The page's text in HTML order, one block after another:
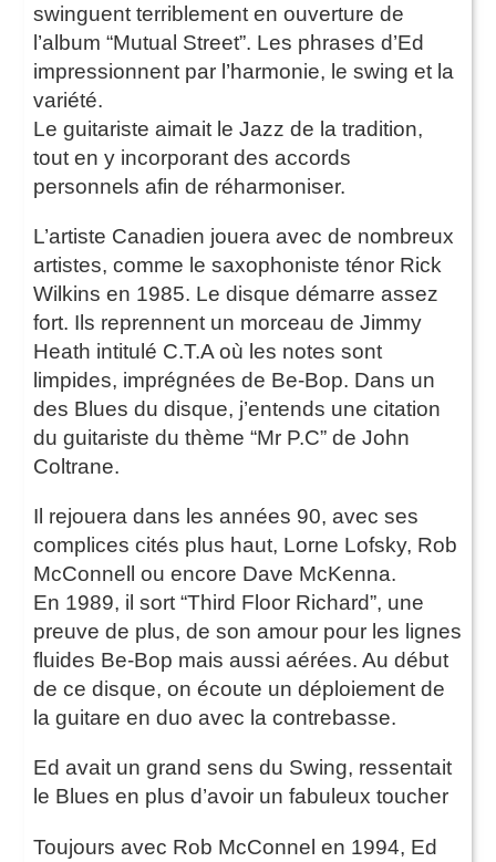
swinguent terriblement en ouverture de
l’album “Mutual Street”. Les phrases d’Ed
impressionnent par l’harmonie, le swing et la
variété.
Le guitariste aimait le Jazz de la tradition,
tout en y incorporant des accords
personnels afin de réharmoniser.
L’artiste Canadien jouera avec de nombreux
artistes, comme le saxophoniste ténor Rick
Wilkins en 1985. Le disque démarre assez
fort. Ils reprennent un morceau de Jimmy
Heath intitulé C.T.A où les notes sont
limpides, imprégnées de Be-Bop. Dans un
des Blues du disque, j’entends une citation
du guitariste du thème “Mr P.C” de John
Coltrane.
Il rejouera dans les années 90, avec ses
complices cités plus haut, Lorne Lofsky, Rob
McConnell ou encore Dave McKenna.
En 1989, il sort “Third Floor Richard”, une
preuve de plus, de son amour pour les lignes
fluides Be-Bop mais aussi aérées. Au début
de ce disque, on écoute un déploiement de
la guitare en duo avec la contrebasse.
Ed avait un grand sens du Swing, ressentait
le Blues en plus d’avoir un fabuleux toucher
Toujours avec Rob McConnel en 1994, Ed